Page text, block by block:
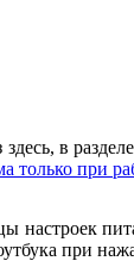
в
только при
при